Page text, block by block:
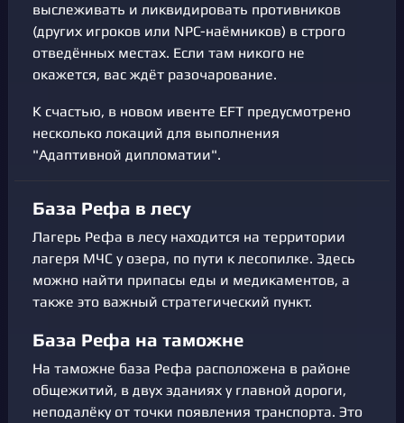
выслеживать и ликвидировать противников
(других игроков или NPC-наёмников) в строго
отведённых местах. Если там никого не
окажется, вас ждёт разочарование.
К счастью, в новом ивенте EFT предусмотрено
несколько локаций для выполнения
"Адаптивной дипломатии".
База Рефа в лесу
Лагерь Рефа в лесу находится на территории
лагеря МЧС у озера, по пути к лесопилке. Здесь
можно найти припасы еды и медикаментов, а
также это важный стратегический пункт.
База Рефа на таможне
На таможне база Рефа расположена в районе
общежитий, в двух зданиях у главной дороги,
неподалёку от точки появления транспорта. Это